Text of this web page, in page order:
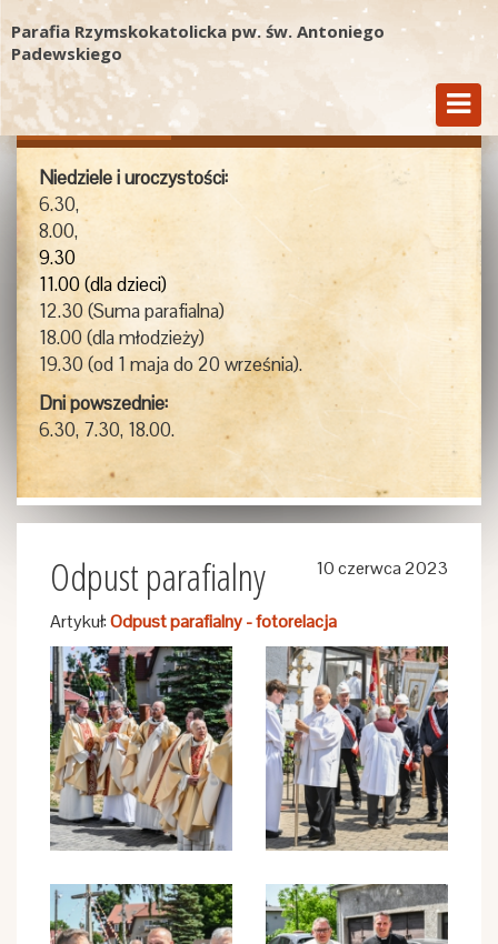
Parafia Rzymskokatolicka pw. św. Antoniego
Padewskiego
Msze Św.
Niedziele i uroczystości:
6.30,
8.00,
9.30
11.00 (dla dzieci)
12.30 (Suma parafialna)
18.00 (dla młodzieży)
19.30 (od 1 maja do 20 września).
Dni powszednie:
6.30, 7.30, 18.00.
10 czerwca 2023
Odpust parafialny
Artykuł:Odpust parafialny - fotorelacja